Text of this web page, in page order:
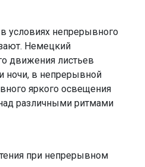
условиях непрерывного
Немец­кий
движения листьев
ночи, в непрерывной
яркого осве­щения
различными ритмами
при непрерывном